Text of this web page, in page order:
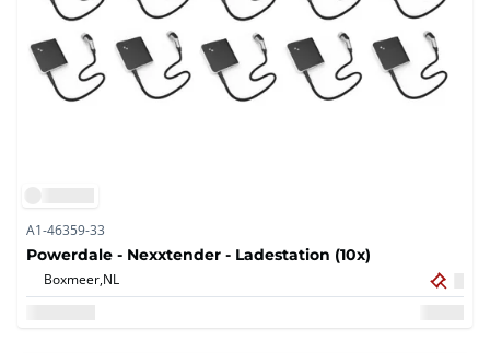
A1-46359-33
Powerdale - Nexxtender - Ladestation (10x)
Boxmeer,NL